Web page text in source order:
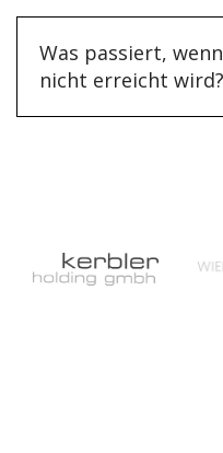
Was passiert,
nicht erreicht wird?